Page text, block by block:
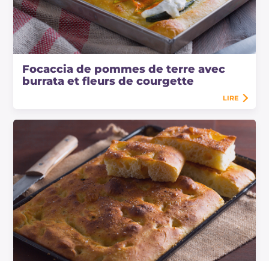
Focaccia de pommes de terre avec
burrata et fleurs de courgette
LIRE